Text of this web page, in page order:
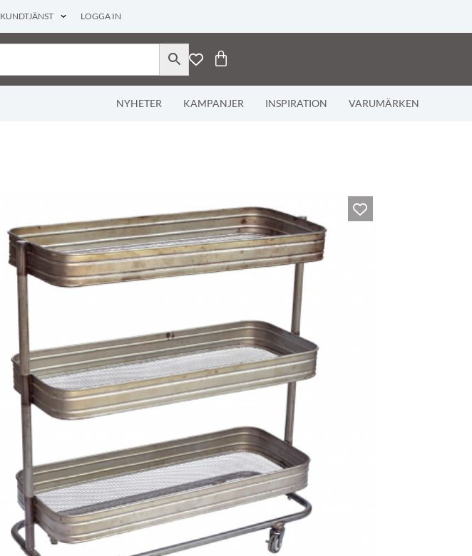
KUNDTJÄNST LOGGA IN
NYHETER KAMPANJER INSPIRATION VARUMÄRKEN